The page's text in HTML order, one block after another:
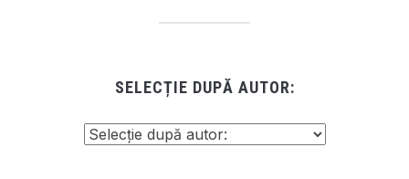
SELECȚIE DUPĂ AUTOR: